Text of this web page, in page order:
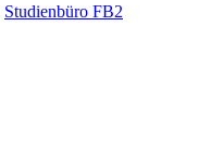
Studienbüro FB2